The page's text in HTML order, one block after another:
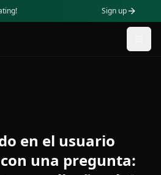
Sign up
en el usuario
una pregunta: